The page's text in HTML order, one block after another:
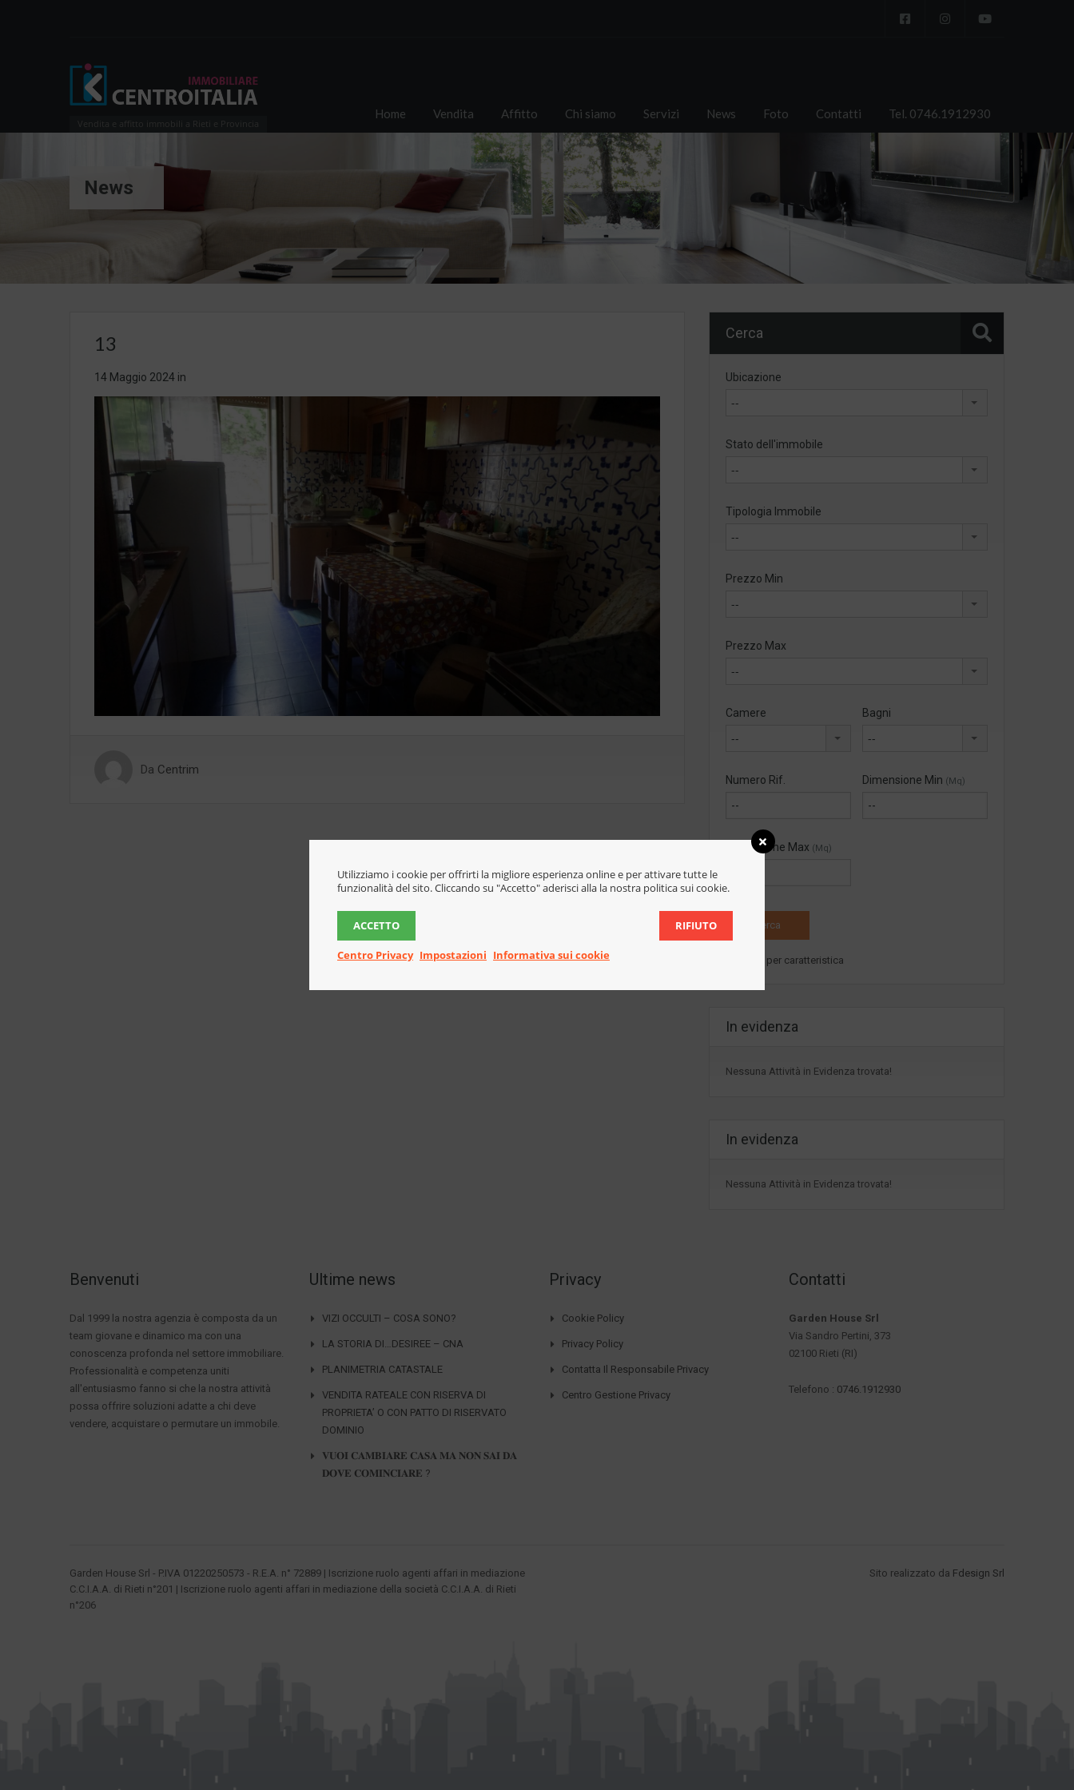
Vendita e affitto immobili a Rieti e Provincia
Home Vendita Affitto Chi siamo Servizi News Foto Contatti Tel. 0746.1912930
News
13
14 Maggio 2024 in
Da Centrim
Cerca
Ubicazione
--
Stato dell'immobile
--
Tipologia Immobile
--
Prezzo Min
--
Prezzo Max
--
Camere
--
Bagni
--
Numero Rif. Dimensione Min (Mq)
Dimensione Max (Mq)
Cerca per caratteristica
In evidenza
Nessuna Attività in Evidenza trovata!
In evidenza
Nessuna Attività in Evidenza trovata!
Benvenuti
Dal 1999 la nostra agenzia è composta da un
team giovane e dinamico ma con una
conoscenza profonda nel settore immobiliare.
Professionalità e competenza uniti
all'entusiasmo fanno si che la nostra attività
possa offrire soluzioni adatte a chi deve
vendere, acquistare o permutare un immobile.
Ultime news
VIZI OCCULTI – COSA SONO?
LA STORIA DI…DESIREE – CNA
PLANIMETRIA CATASTALE
VENDITA RATEALE CON RISERVA DI
PROPRIETA’ O CON PATTO DI RISERVATO
DOMINIO
𝐕𝐔𝐎𝐈 𝐂𝐀𝐌𝐁𝐈𝐀𝐑𝐄 𝐂𝐀𝐒𝐀 𝐌𝐀 𝐍𝐎𝐍 𝐒𝐀𝐈 𝐃𝐀
𝐃𝐎𝐕𝐄 𝐂𝐎𝐌𝐈𝐍𝐂𝐈𝐀𝐑𝐄 ?
Privacy
Cookie Policy
Privacy Policy
Contatta Il Responsabile Privacy
Centro Gestione Privacy
Contatti
Garden House Srl
Via Sandro Pertini, 373
02100 Rieti (RI)
Telefono : 0746.1912930
Garden House Srl - P.IVA 01220250573 - R.E.A. n° 72889 | Iscrizione ruolo agenti affari in mediazione
C.C.I.A.A. di Rieti n°201 | Iscrizione ruolo agenti affari in mediazione della società C.C.I.A.A. di Rieti
n°206
Sito realizzato da Fdesign Srl
Utilizziamo i cookie per offrirti la migliore esperienza online e per attivare tutte le
funzionalità del sito. Cliccando su "Accetto" aderisci alla la nostra politica sui cookie.
ACCETTO RIFIUTO
Centro Privacy Impostazioni Informativa sui cookie